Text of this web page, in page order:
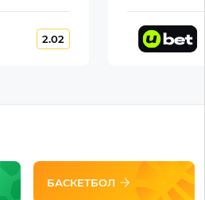
2.02
БАСКЕТБОЛ